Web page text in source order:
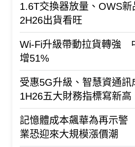
1.6T交換器放量、OWS
2H26出貨看旺
Wi-Fi升級帶動拉貨轉強
增51%
受惠5G升級、智慧資通
1H26五大財務指標寫新高
記憶體成本飆華為再示
業恐迎來大規模漲價潮